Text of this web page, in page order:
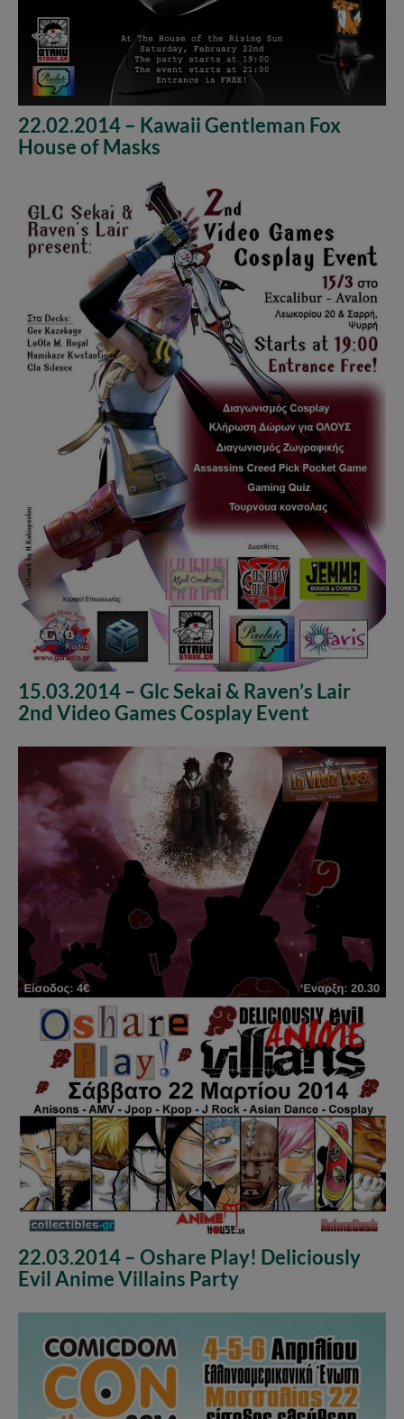
22.02.2014 – Kawaii Gentleman Fox
House of Masks
15.03.2014 – Glc Sekai & Raven’s Lair
2nd Video Games Cosplay Event
22.03.2014 – Oshare Play! Deliciously
Evil Anime Villains Party